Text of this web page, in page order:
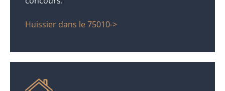
Huissier dans le 75010->